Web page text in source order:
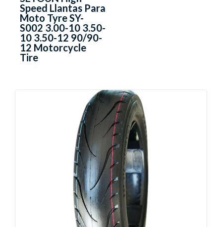
Speed Llantas Para
Moto Tyre SY-
S002 3.00-10 3.50-
10 3.50-12 90/90-
12 Motorcycle
Tire